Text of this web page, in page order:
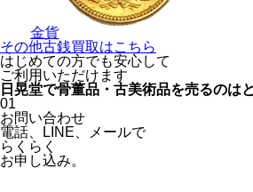
金貨
その他古銭買取はこちら
はじめての方でも安心して
ご利用いただけます
日晃堂で骨董品・古美術品を売るのは
01
お問い合わせ
電話、
LINE、
メールで
らくらく
お申し込み。